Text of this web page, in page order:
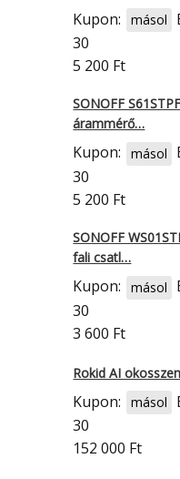
Kupon: másol
30
5 200 Ft
SONOFF
árammérő…
Kupon: másol
30
5 200 Ft
SONOFF
fali csatl…
Kupon: másol
30
3 600 Ft
Rokid AI
Kupon: másol
30
152 000 Ft